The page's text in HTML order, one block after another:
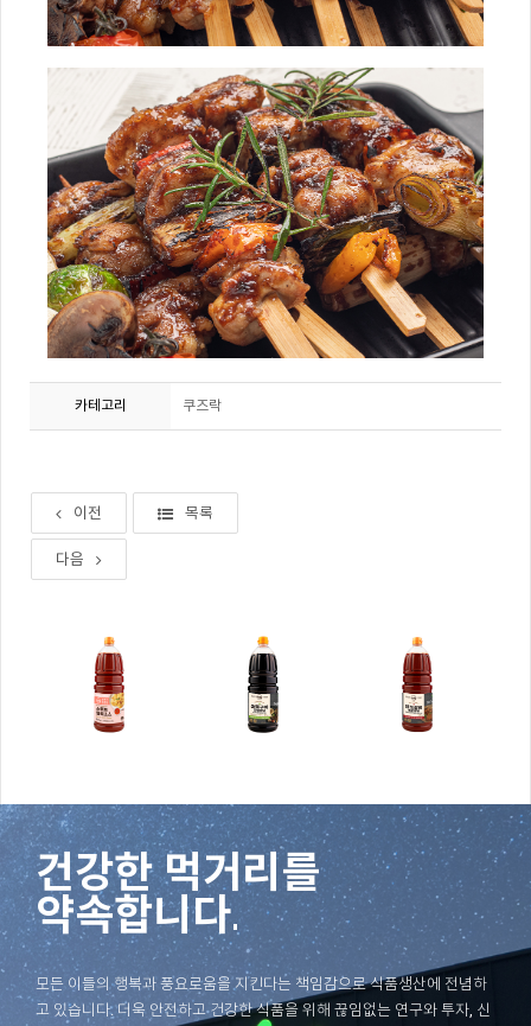
카테고리 쿠즈락
이전 목록
다음
건강한 먹거리를
약속합니다.
모든 이들의 행복과 풍요로움을 지킨다는 책임감으로 식품생산에 전념하
고 있습니다. 더욱 안전하고 건강한 식품을 위해 끊임없는 연구와 투자, 신